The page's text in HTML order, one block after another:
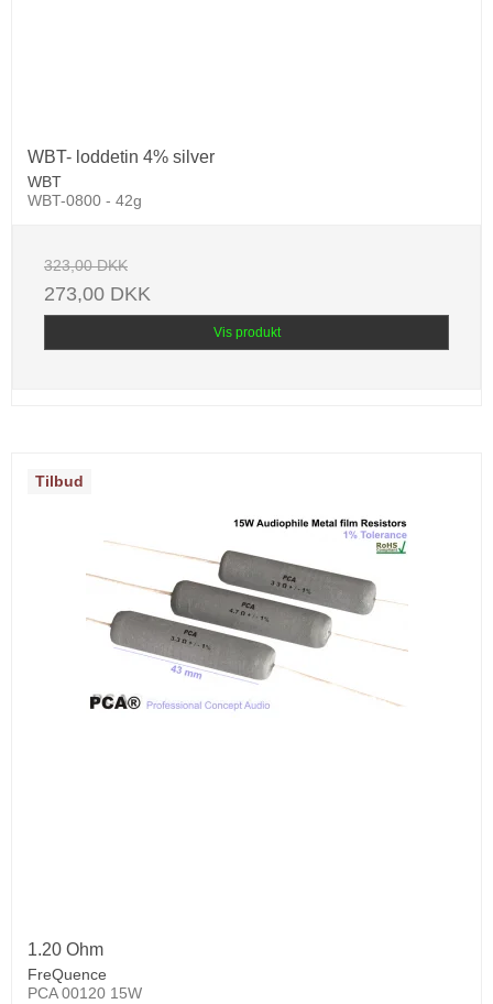
WBT- loddetin 4% silver
WBT
WBT-0800 - 42g
323,00 DKK
273,00 DKK
Vis produkt
Tilbud
1.20 Ohm
FreQuence
PCA 00120 15W